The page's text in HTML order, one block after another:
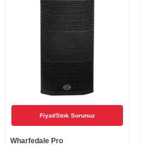
Fiyat/Stok Sorunuz
Wharfedale Pro